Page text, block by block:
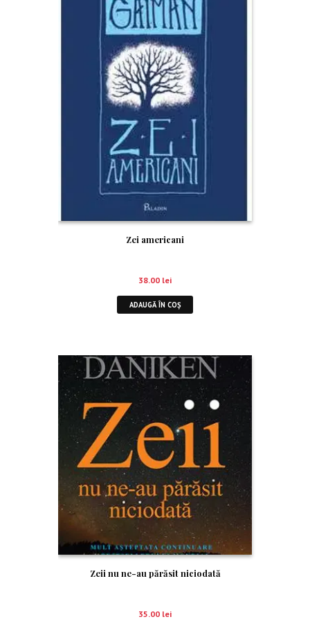
Zei americani
38.00 lei
ADAUGĂ ÎN COȘ
Zeii nu ne-au părăsit niciodată
35.00 lei